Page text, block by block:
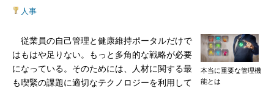
人事
本当に重要な管理機
能とは
従業員の自己管理と健康維持ポータルだけで
はもはや足りない。もっと多角的な戦略が必要
になっている。そのためには、人材に関する最
も喫緊の課題に適切なテクノロジーを利用して